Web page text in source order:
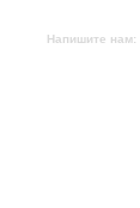
Напишите нам: